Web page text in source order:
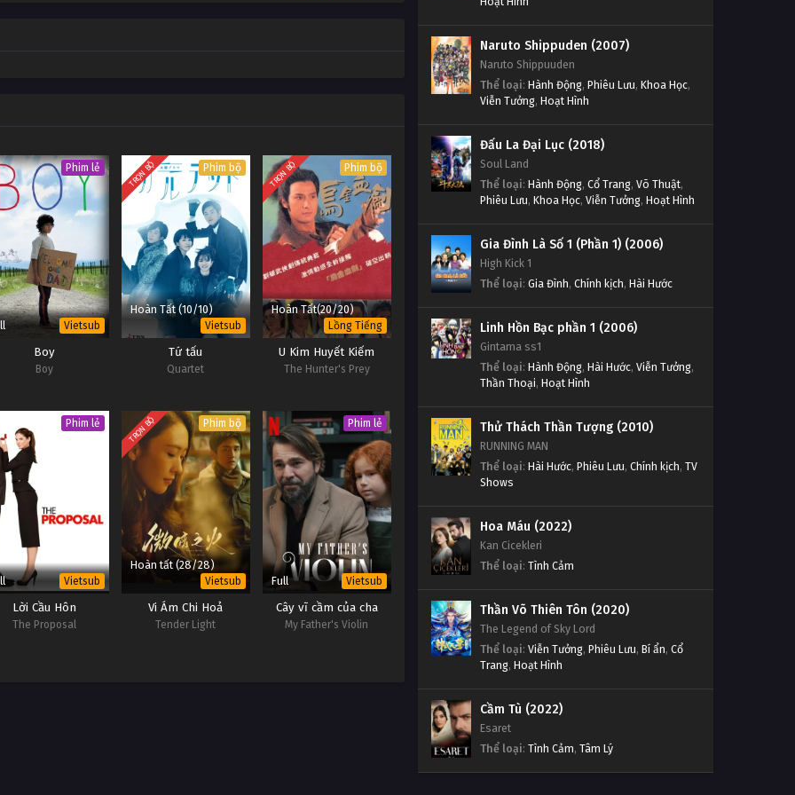
OP - Lồng Tiếng
OP - Lồng Tiếng
#1
OP - Lồng Tiếng
#1
OP - Lồng Tiếng
OP - Lồng Tiếng
#1
Phim lẻ
Vietsub
Boy
Boy
TRỌN BỘ Phim bộ
Hoàn Tất (10/10)
Vietsub
Tứ tấu
Quartet
TRỌN BỘ Phim bộ
Hoàn Tất(20/20)
Lồng Tiếng
U Kim Huyết Kiếm
The Hunter's Prey
Phim lẻ
Vietsub
Lời Cầu Hôn
The Proposal
TRỌN BỘ Phim bộ
Hoàn tất (28/28)
Vietsub
Vi Ám Chi Hoả
Tender Light
Phim lẻ
Full Vietsub
Cây vĩ cầm của cha
My Father's Violin
Naruto Shippuden (2007)
Naruto Shippuuden
Thể loại: Hành Động, Phiêu Lưu, Khoa Học,
Viễn Tưởng, Hoạt Hình
Đấu La Đại Lục (2018)
Soul Land
Thể loại: Hành Động, Cổ Trang, Võ Thuật,
Phiêu Lưu, Khoa Học, Viễn Tưởng, Hoạt Hình
Gia Đình Là Số 1 (Phần 1) (2006)
High Kick 1
Thể loại: Gia Đình, Chính kịch, Hài Hước
Linh Hồn Bạc phần 1 (2006)
Gintama ss1
Thể loại: Hành Động, Hài Hước, Viễn Tưởng,
Thần Thoại, Hoạt Hình
Thử Thách Thần Tượng (2010)
RUNNING MAN
Thể loại: Hài Hước, Phiêu Lưu, Chính kịch, TV
Shows
Hoa Máu (2022)
Kan Cicekleri
Thể loại: Tình Cảm
Thần Võ Thiên Tôn (2020)
The Legend of Sky Lord
Thể loại: Viễn Tưởng, Phiêu Lưu, Bí ẩn, Cổ
Trang, Hoạt Hình
Cầm Tù (2022)
Esaret
Thể loại: Tình Cảm, Tâm Lý